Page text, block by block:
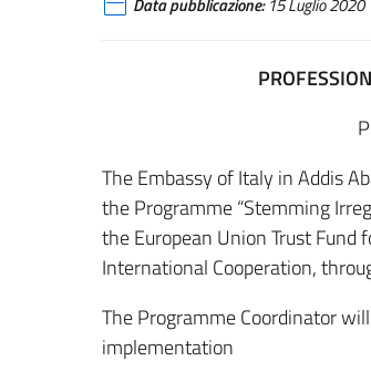
The Embassy of Italy in Addis
the Programme “Stemming
the European Union Trust
International Cooperation,
The Programme Coordinator
implementation